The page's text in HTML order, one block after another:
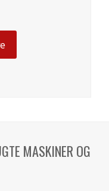
MASKINER OG